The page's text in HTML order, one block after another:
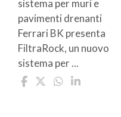
sistema per muri e
pavimenti drenanti
Ferrari BK presenta
FiltraRock, un nuovo
sistema per ...